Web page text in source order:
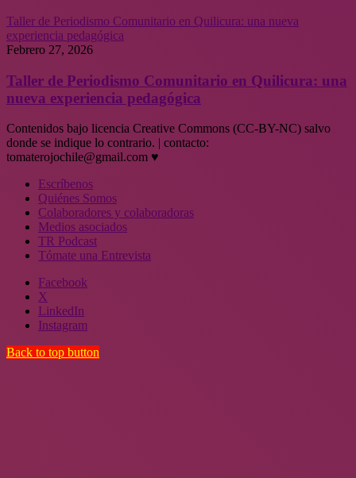
Taller de Periodismo Comunitario en Quilicura: una nueva
experiencia pedagógica
Febrero 27, 2026
Taller de Periodismo Comunitario en Quilicura: una
nueva experiencia pedagógica
Contenidos bajo licencia Creative Commons (CC-BY-NC) salvo
donde se indique lo contrario. | contacto:
tomaterojochile@gmail.com ♥
Escríbenos
Quiénes Somos
Colaboradores y colaboradoras
Medios asociados
TR Podcast
Tómate una Entrevista
Facebook
X
LinkedIn
Instagram
Back to top button